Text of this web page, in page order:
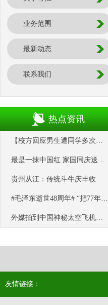
业务范围
最新动态
联系我们
热点资讯
【校方回应男生遭同学多次用板凳砸头】 9月27日，河南鹤壁。多条视频
最是一抹中国红 家国同庆送祝福
贵州从江：传统斗牛庆丰收
#毛泽东逝世48周年# “把77年都只生活在农村的奶奶带到北京看一眼
外媒拍到中国神秘太空飞机飞过欧洲？胡说，那分明是“UFO”！
友情链接：